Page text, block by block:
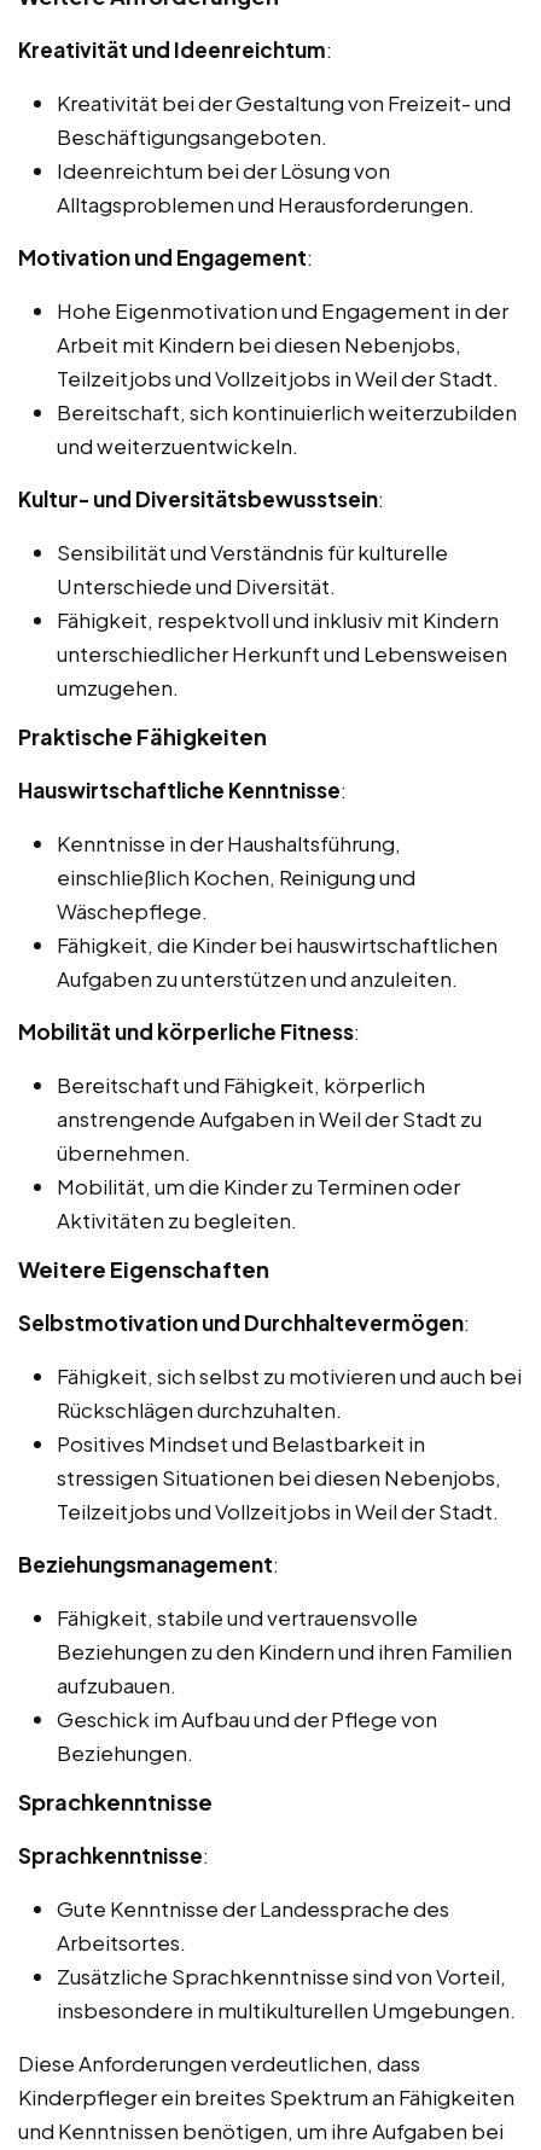
Kreativität und Ideenreichtum:
Kreativität bei der Gestaltung von Freizeit- und
Beschäftigungsangeboten.
Ideenreichtum bei der Lösung von
Alltagsproblemen und Herausforderungen.
Motivation und Engagement:
Hohe Eigenmotivation und Engagement in der
Arbeit mit Kindern bei diesen Nebenjobs,
Teilzeitjobs und Vollzeitjobs in Weil der Stadt.
Bereitschaft, sich kontinuierlich weiterzubilden
und weiterzuentwickeln.
Kultur- und Diversitätsbewusstsein:
Sensibilität und Verständnis für kulturelle
Unterschiede und Diversität.
Fähigkeit, respektvoll und inklusiv mit Kindern
unterschiedlicher Herkunft und Lebensweisen
umzugehen.
Praktische Fähigkeiten
Hauswirtschaftliche Kenntnisse:
Kenntnisse in der Haushaltsführung,
einschließlich Kochen, Reinigung und
Wäschepflege.
Fähigkeit, die Kinder bei hauswirtschaftlichen
Aufgaben zu unterstützen und anzuleiten.
Mobilität und körperliche Fitness:
Bereitschaft und Fähigkeit, körperlich
anstrengende Aufgaben in Weil der Stadt zu
übernehmen.
Mobilität, um die Kinder zu Terminen oder
Aktivitäten zu begleiten.
Weitere Eigenschaften
Selbstmotivation und Durchhaltevermögen:
Fähigkeit, sich selbst zu motivieren und auch bei
Rückschlägen durchzuhalten.
Positives Mindset und Belastbarkeit in
stressigen Situationen bei diesen Nebenjobs,
Teilzeitjobs und Vollzeitjobs in Weil der Stadt.
Beziehungsmanagement:
Fähigkeit, stabile und vertrauensvolle
Beziehungen zu den Kindern und ihren Familien
aufzubauen.
Geschick im Aufbau und der Pflege von
Beziehungen.
Sprachkenntnisse
Sprachkenntnisse:
Gute Kenntnisse der Landessprache des
Arbeitsortes.
Zusätzliche Sprachkenntnisse sind von Vorteil,
insbesondere in multikulturellen Umgebungen.
Diese Anforderungen verdeutlichen, dass
Kinderpfleger ein breites Spektrum an Fähigkeiten
und Kenntnissen benötigen, um ihre Aufgaben bei